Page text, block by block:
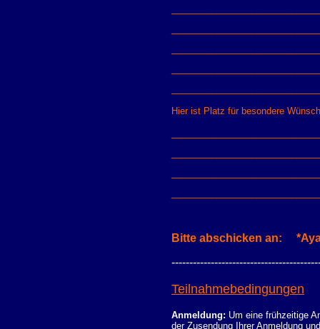
Hier ist Platz für besondere
Bitte abschicken an:
Teilnahmebedingungen
Anmeldung: Um eine frühzeitige
der Zusendung Ihrer Anmeldung